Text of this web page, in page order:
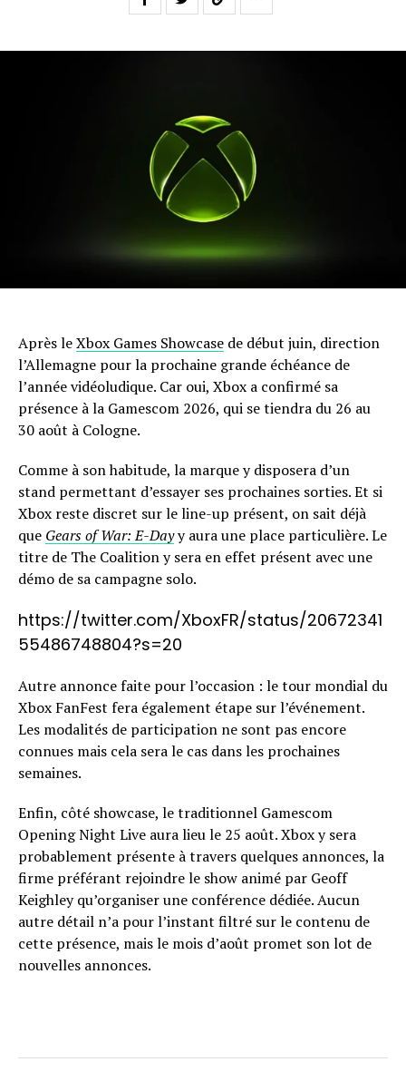
Après leXbox Games Showcase de début juin, direction
l’Allemagne pour la prochaine grande échéance de
l’année vidéoludique. Car oui, Xbox a confirmé sa
présence à la Gamescom 2026, qui se tiendra du 26 au
30 août à Cologne.
Comme à son habitude, la marque y disposera d’un
stand permettant d’essayer ses prochaines sorties. Et si
Xbox reste discret sur le line-up présent, on sait déjà
que Gears of War: E-Dayy aura une place particulière. Le
titre de The Coalition y sera en effet présent avec une
démo de sa campagne solo.
https://twitter.com/XboxFR/status/20672341
55486748804?s=20
Autre annonce faite pour l’occasion : le tour mondial du
Xbox FanFest fera également étape sur l’événement.
Les modalités de participation ne sont pas encore
connues mais cela sera le cas dans les prochaines
semaines.
Enfin, côté showcase, le traditionnel Gamescom
Opening Night Live aura lieu le 25 août. Xbox y sera
probablement présente à travers quelques annonces, la
firme préférant rejoindre le show animé par Geoff
Keighley qu’organiser une conférence dédiée. Aucun
autre détail n’a pour l’instant filtré sur le contenu de
cette présence, mais le mois d’août promet son lot de
nouvelles annonces.